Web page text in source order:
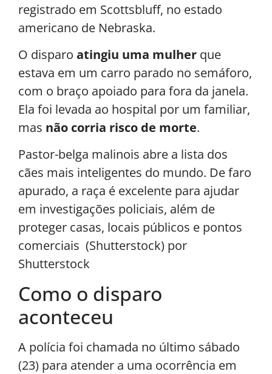
registrado em Scottsbluff, no estado
americano de Nebraska.
O disparo atingiu uma mulher que
estava em um carro parado no semáforo,
com o braço apoiado para fora da janela.
Ela foi levada ao hospital por um familiar,
mas não corria risco de morte.
Pastor-belga malinois abre a lista dos
cães mais inteligentes do mundo. De faro
apurado, a raça é excelente para ajudar
em investigações policiais, além de
proteger casas, locais públicos e pontos
comerciais (Shutterstock) por
Shutterstock
Como o disparo
aconteceu
A polícia foi chamada no último sábado
(23) para atender a uma ocorrência em